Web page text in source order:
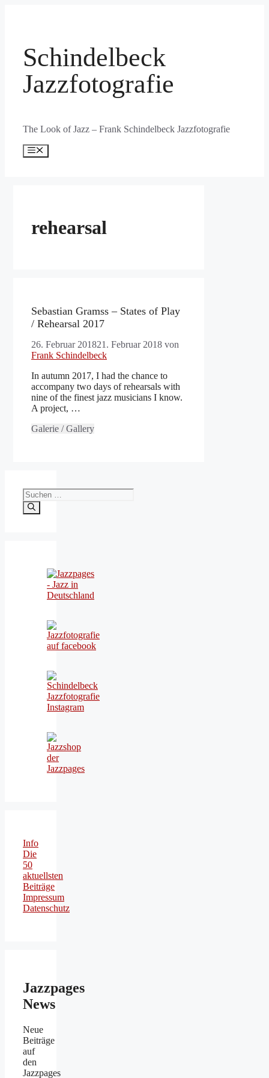
Schindelbeck
Jazzfotografie
The Look of Jazz – Frank Schindelbeck Jazzfotografie
Menü
rehearsal
Sebastian Gramss – States of Play
/ Rehearsal 2017
26. Februar 201821. Februar 2018 von
Frank Schindelbeck
In autumn 2017, I had the chance to
accompany two days of rehearsals with
nine of the finest jazz musicians I know.
A project, …
Galerie / Gallery
Suchen
nach:
Info
Die
50
aktuellsten
Beiträge
Impressum
Datenschutz
Jazzpages
News
Neue
Beiträge
auf
den
Jazzpages